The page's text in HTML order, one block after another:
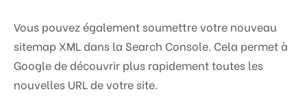
Vous pouvez également soumettre votre nouveau
sitemap XML dans la Search Console. Cela permet à
Google de découvrir plus rapidement toutes les
nouvelles URL de votre site.